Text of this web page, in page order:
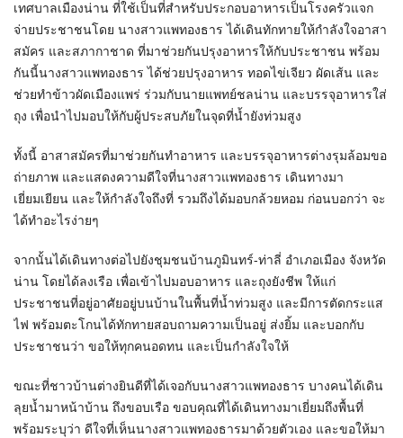
เทศบาลเมืองน่าน ที่ใช้เป็นที่สำหรับประกอบอาหารเป็นโรงครัวแจก
จ่ายประชาชนโดย นางสาวแพทองธาร ได้เดินทักทายให้กำลังใจอาสา
สมัคร และสภากาชาด ที่มาช่วยกันปรุงอาหารให้กับประชาชน พร้อม
กันนี้นางสาวแพทองธาร ได้ช่วยปรุงอาหาร ทอดไข่เจียว ผัดเส้น และ
ช่วยทำข้าวผัดเมืองแพร่ ร่วมกับนายแพทย์ชลน่าน และบรรจุอาหารใส่
ถุง เพื่อนำไปมอบให้กับผู้ประสบภัยในจุดที่น้ำยังท่วมสูง
ทั้งนี้ อาสาสมัครที่มาช่วยกันทำอาหาร และบรรจุอาหารต่างรุมล้อมขอ
ถ่ายภาพ และแสดงความดีใจที่นางสาวแพทองธาร เดินทางมา
เยี่ยมเยียน และให้กำลังใจถึงที่ รวมถึงได้มอบกล้วยหอม ก่อนบอกว่า จะ
ได้ทำอะไรง่ายๆ
จากนั้นได้เดินทางต่อไปยังชุมชนบ้านภูมินทร์-ท่าลี่ อำเภอเมือง จังหวัด
น่าน โดยได้ลงเรือ เพื่อเข้าไปมอบอาหาร และถุงยังชีพ ให้แก่
ประชาชนที่อยู่อาศัยอยู่บนบ้านในพื้นที่น้ำท่วมสูง และมีการตัดกระแส
ไฟ พร้อมตะโกนได้ทักทายสอบถามความเป็นอยู่ ส่งยิ้ม และบอกกับ
ประชาชนว่า ขอให้ทุกคนอดทน และเป็นกำลังใจให้
ขณะที่ชาวบ้านต่างยินดีที่ได้เจอกับนางสาวแพทองธาร บางคนได้เดิน
ลุยน้ำมาหน้าบ้าน ถึงขอบเรือ ขอบคุณที่ได้เดินทางมาเยี่ยมถึงพื้นที่
พร้อมระบุว่า ดีใจที่เห็นนางสาวแพทองธารมาด้วยตัวเอง และขอให้มา